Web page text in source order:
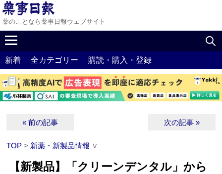
薬のことなら薬事日報ウェブサイト
新着 全カテゴリー 購読・購入・登録
« 前の記事 次の記事 »
TOP > 新薬・新製品情報 ∨
【新製品】「クリーンデンタル」から